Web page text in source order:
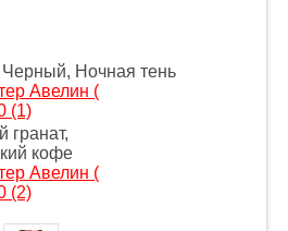
Ночная тень
Авелин (
(1)
гранат,
кофе
Авелин (
(2)